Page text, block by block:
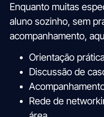
Enquanto muitas
aluno sozinho, sem
acompanhamento,
Orientação
Discussão de
Rede de